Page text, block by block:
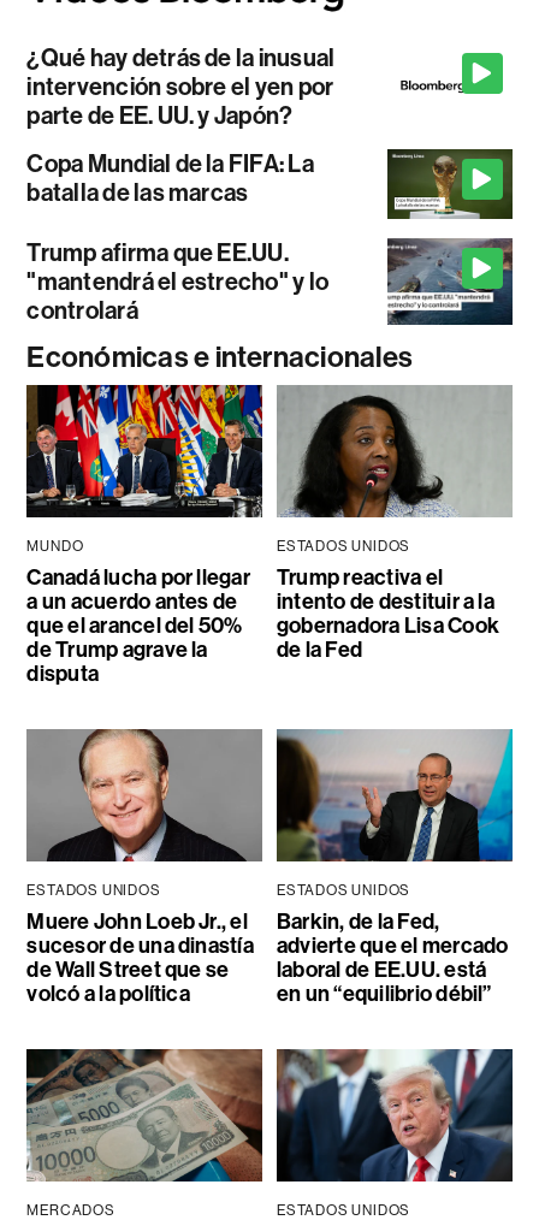
¿Qué hay detrás de la inusual
intervención sobre el yen por
parte de EE. UU. y Japón?
Copa Mundial de la FIFA: La
batalla de las marcas
Trump afirma que EE.UU.
"mantendrá el estrecho" y lo
controlará
Económicas e internacionales
MUNDO
Canadá lucha por llegar
a un acuerdo antes de
que el arancel del 50%
de Trump agrave la
disputa
ESTADOS UNIDOS
Trump reactiva el
intento de destituir a la
gobernadora Lisa Cook
de la Fed
ESTADOS UNIDOS
Muere John Loeb Jr., el
sucesor de una dinastía
de Wall Street que se
volcó a la política
ESTADOS UNIDOS
Barkin, de la Fed,
advierte que el mercado
laboral de EE.UU. está
en un “equilibrio débil”
MERCADOS ESTADOS UNIDOS